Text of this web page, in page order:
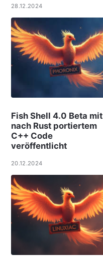
28.12.2024
Fish Shell 4.0 Beta mit
nach Rust portiertem
C++ Code
veröffentlicht
20.12.2024